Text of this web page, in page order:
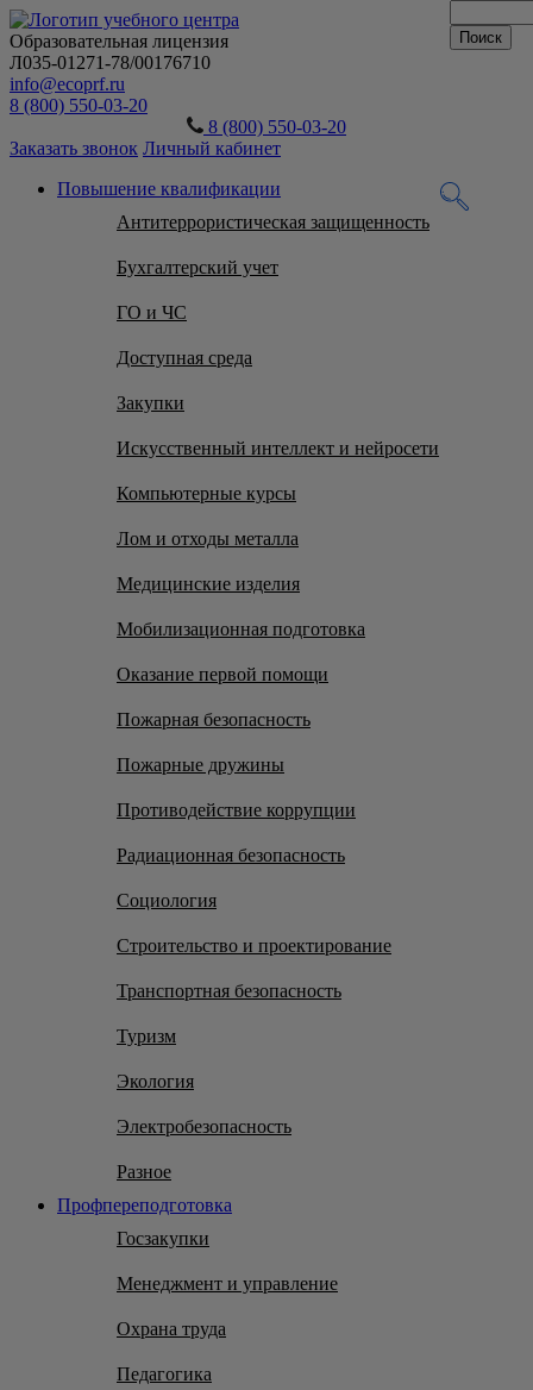
Образовательная лицензия
Л035-01271-78/00176710
info@ecoprf.ru
8 (800) 550-03-20
8 (800) 550-03-20
Заказать звонок Личный кабинет
Повышение квалификации
Антитеррористическая защищенность
Бухгалтерский учет
ГО и ЧС
Доступная среда
Закупки
Искусственный интеллект и нейросети
Компьютерные курсы
Лом и отходы металла
Медицинские изделия
Мобилизационная подготовка
Оказание первой помощи
Пожарная безопасность
Пожарные дружины
Противодействие коррупции
Радиационная безопасность
Социология
Строительство и проектирование
Транспортная безопасность
Туризм
Экология
Электробезопасность
Разное
Профпереподготовка
Госзакупки
Менеджмент и управление
Охрана труда
Педагогика